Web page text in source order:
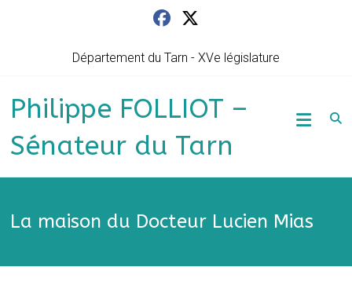
Département du Tarn - XVe législature
Philippe FOLLIOT –
Sénateur du Tarn
La maison du Docteur Lucien Mias